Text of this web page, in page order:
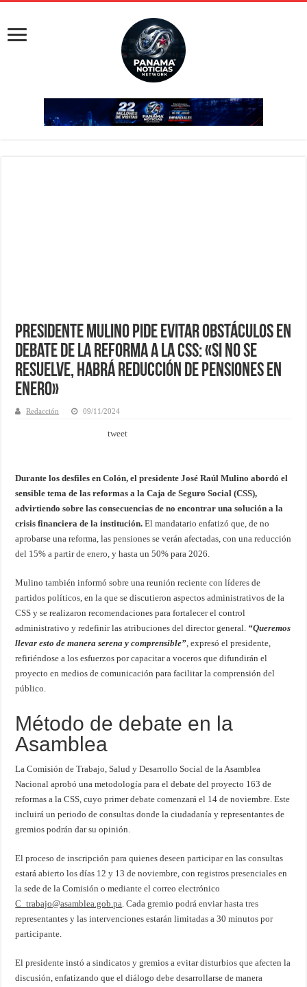
Presidente Mulino pide evitar obstáculos en
debate de la reforma a la CSS: «Si no se
resuelve, habrá reducción de pensiones en
enero»
Redacción 09/11/2024
tweet
Durante los desfiles en Colón, el presidente José Raúl Mulino abordó el
sensible tema de las reformas a la Caja de Seguro Social (CSS),
advirtiendo sobre las consecuencias de no encontrar una solución a la
crisis financiera de la institución. El mandatario enfatizó que, de no
aprobarse una reforma, las pensiones se verán afectadas, con una reducción
del 15% a partir de enero, y hasta un 50% para 2026.
Mulino también informó sobre una reunión reciente con líderes de
partidos políticos, en la que se discutieron aspectos administrativos de la
CSS y se realizaron recomendaciones para fortalecer el control
administrativo y redefinir las atribuciones del director general. “Queremos
llevar esto de manera serena y comprensible”, expresó el presidente,
refiriéndose a los esfuerzos por capacitar a voceros que difundirán el
proyecto en medios de comunicación para facilitar la comprensión del
público.
Método de debate en la
Asamblea
La Comisión de Trabajo, Salud y Desarrollo Social de la Asamblea
Nacional aprobó una metodología para el debate del proyecto 163 de
reformas a la CSS, cuyo primer debate comenzará el 14 de noviembre. Este
incluirá un periodo de consultas donde la ciudadanía y representantes de
gremios podrán dar su opinión.
El proceso de inscripción para quienes deseen participar en las consultas
estará abierto los días 12 y 13 de noviembre, con registros presenciales en
la sede de la Comisión o mediante el correo electrónico
C_trabajo@asamblea.gob.pa. Cada gremio podrá enviar hasta tres
representantes y las intervenciones estarán limitadas a 30 minutos por
participante.
El presidente instó a sindicatos y gremios a evitar disturbios que afecten la
discusión, enfatizando que el diálogo debe desarrollarse de manera